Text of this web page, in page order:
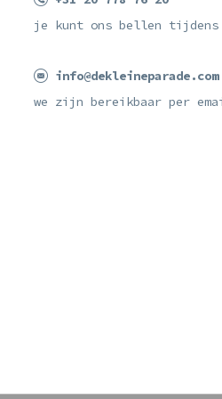
je kunt ons bellen tijdens
info@dekleineparade.com
we zijn bereikbaar per